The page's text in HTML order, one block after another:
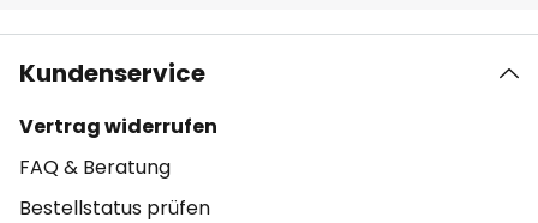
Kundenservice
Vertrag widerrufen
FAQ & Beratung
Bestellstatus prüfen